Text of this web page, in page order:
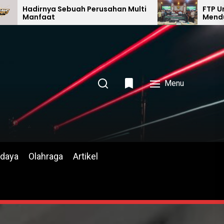
Perusahan Multi
FTP Universitas Jember
Mendukung Kolaborasi
Strategis CiCoFest 2026.
Menu
Olahraga Artikel